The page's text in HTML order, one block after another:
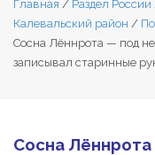
Главная / Раздел России
Калевальский район /
Сосна Лённрота — под
записывал старинные
Сосна Лённрота